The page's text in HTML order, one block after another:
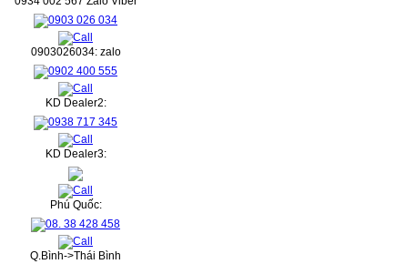
0903026034: zalo
KD Dealer2:
KD Dealer3:
Phú Quốc:
Q.Bình->Thái Bình